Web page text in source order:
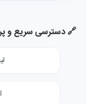
🔗 دسترسی سریع و